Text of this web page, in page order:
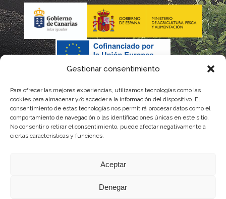
Gestionar consentimiento
Para ofrecer las mejores experiencias, utilizamos tecnologías como las
cookies para almacenar y/o acceder a la información del dispositivo. El
consentimiento de estas tecnologías nos permitirá procesar datos como el
comportamiento de navegación o las identificaciones únicas en este sitio.
No consentir o retirar el consentimiento, puede afectar negativamente a
ciertas características y funciones.
Aceptar
Denegar
La gestión de la DOP Lanzarote realizada por este Consejo
Regulador es financiada, parcialmente, por el Gobierno de
Canarias
Instituto Canario de Calidad Agroalimentaria